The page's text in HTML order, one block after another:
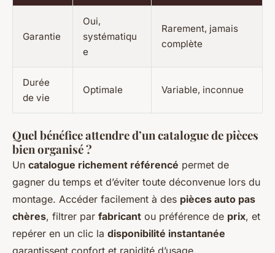
Garantie
Oui,
systématiqu
e
Rarement, jamais
complète
Durée
de vie
Optimale Variable, inconnue
Quel bénéfice attendre d’un catalogue de pièces
bien organisé ?
Un catalogue richement référencé permet de
gagner du temps et d’éviter toute déconvenue lors du
montage. Accéder facilement à des pièces auto pas
chères, filtrer par fabricant ou préférence de prix, et
repérer en un clic la disponibilité instantanée
garantissent confort et rapidité d’usage.